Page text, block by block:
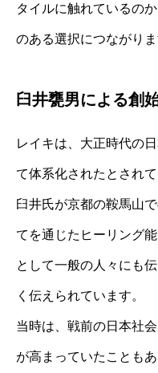
タイルに触れているの
のある選択につながりま
臼井甕男による創
レイキは、大正時代の
て体系化されたとされて
臼井氏が京都の鞍馬山
てを通じたヒーリング
として一般の人々にも
く伝えられています。
当時は、戦前の日本社
が高まっていたことも